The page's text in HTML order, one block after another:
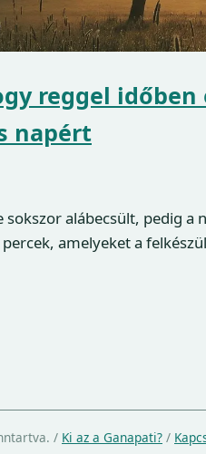
reggel
napért
alábecsült, pedig a
amelyeket a
/ Ki az a Ganapati? /